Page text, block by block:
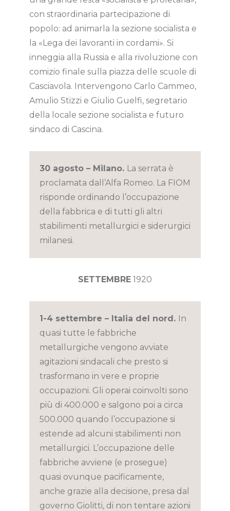
con straordinaria partecipazione di
popolo: ad animarla la sezione socialista e
la «Lega dei lavoranti in cordami». Si
inneggia alla Russia e alla rivoluzione con
comizio finale sulla piazza delle scuole di
Casciavola. Intervengono Carlo Cammeo,
Amulio Stizzi e Giulio Guelfi, segretario
della locale sezione socialista e futuro
sindaco di Cascina.
30 agosto – Milano. La serrata è
proclamata dall’Alfa Romeo. La FIOM
risponde ordinando l’occupazione
della fabbrica e di tutti gli altri
stabilimenti metallurgici e siderurgici
milanesi.
SETTEMBRE1920
1-4 settembre – Italia del nord. In
quasi tutte le fabbriche
metallurgiche vengono avviate
agitazioni sindacali che presto si
trasformano in vere e proprie
occupazioni. Gli operai coinvolti sono
più di 400.000 e salgono poi a circa
500.000 quando l’occupazione si
estende ad alcuni stabilimenti non
metallurgici. L’occupazione delle
fabbriche avviene (e prosegue)
quasi ovunque pacificamente,
anche grazie alla decisione, presa dal
governo Giolitti, di non tentare azioni